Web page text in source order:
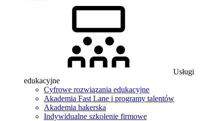
Usługi
edukacyjne
Cyfrowe rozwiązania edukacyjne
Akademia Fast Lane i programy talentów
Akademia hakerska
Indywidualne szkolenie firmowe